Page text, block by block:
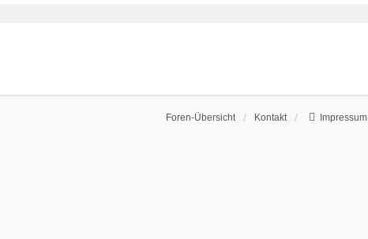
Foren-Übersicht Kontakt Impressum